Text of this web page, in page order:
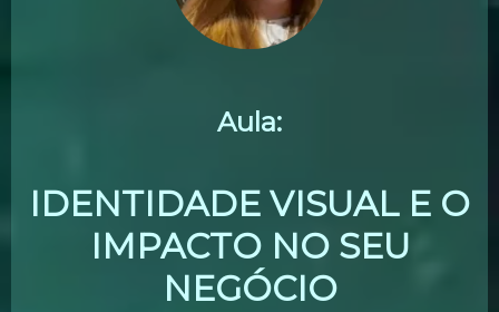
Aula:
IDENTIDADE VISUAL E O
IMPACTO NO SEU
NEGÓCIO